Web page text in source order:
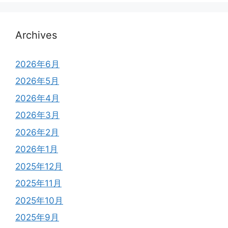
Archives
2026年6月
2026年5月
2026年4月
2026年3月
2026年2月
2026年1月
2025年12月
2025年11月
2025年10月
2025年9月